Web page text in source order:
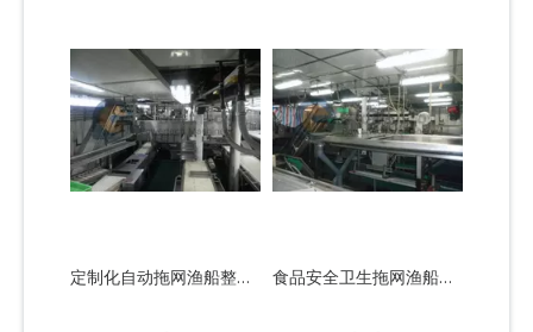
定制化自动拖网渔船整体解决方案 食品安全卫生拖网渔船整体解决方案